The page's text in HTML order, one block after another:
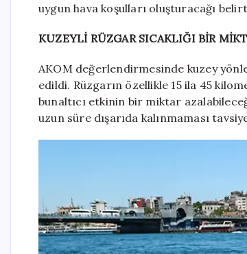
uygun hava koşulları oluşturacağı
KUZEYLİ RÜZGAR SICAKLIĞI BİR
AKOM değerlendirmesinde kuzey
edildi. Rüzgarın özellikle 15 ila 45
bunaltıcı etkinin bir miktar
uzun süre dışarıda kalınmaması